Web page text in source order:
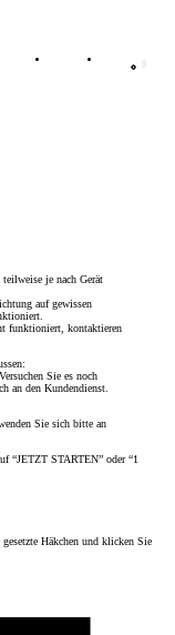
Telefonie Webdesign
je nach Gerät
auf gewissen
funktioniert, kontaktieren
Sie es noch
an den Kundendienst.
Sie sich bitte an
“JETZT STARTEN” oder “1
Häkchen und klicken Sie